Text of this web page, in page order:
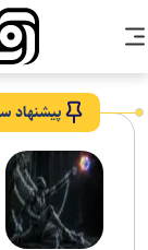
پیشنهاد